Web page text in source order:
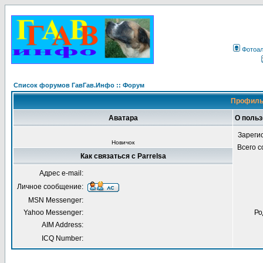
Список форумов ГавГав.Инфо :: Форум
Аватара О
Новичок
Всего
Как связаться с Parrelsa
Адрес e-mail:
Личное сообщение:
MSN Messenger:
Yahoo Messenger:
AIM Address:
ICQ Number: